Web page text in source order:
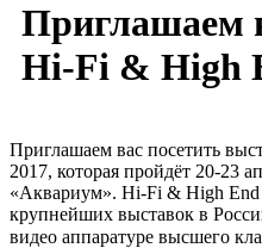
Приглашаем
Hi-Fi & High
Приглашаем вас посетить
2017, которая пройдёт 20-23
«Аквариум». Hi-Fi & High End
крупнейших выставок в
видео аппаратуре высшего